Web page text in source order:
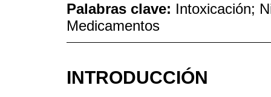
Palabras clave: Intoxicación;
Medicamentos
INTRODUCCIÓN